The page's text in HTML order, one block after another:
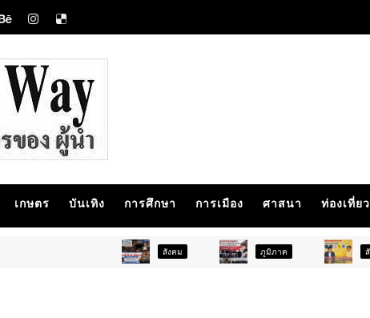
เกษตร บันเทิง การศึกษา การเมือง ศาสนา ท่องเที่ยว